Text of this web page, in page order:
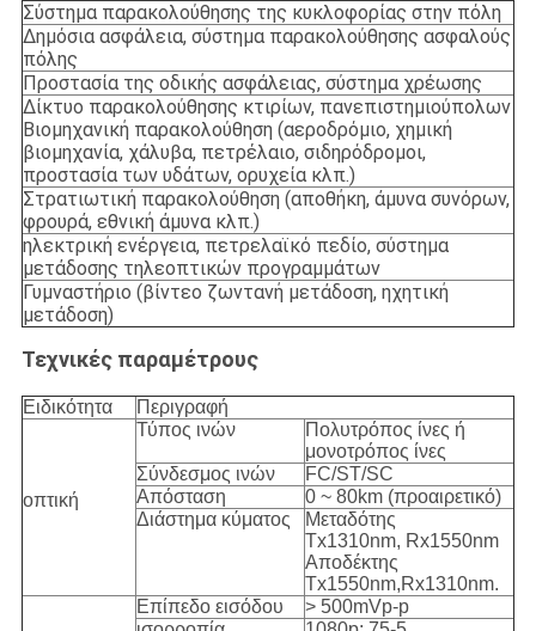
Σύστημα παρακολούθησης της κυκλοφορίας στην πόλη
Δημόσια ασφάλεια, σύστημα παρακολούθησης ασφαλούς
πόλης
Προστασία της οδικής ασφάλειας, σύστημα χρέωσης
Δίκτυο παρακολούθησης κτιρίων, πανεπιστημιούπολων
Βιομηχανική παρακολούθηση (αεροδρόμιο, χημική
βιομηχανία, χάλυβα, πετρέλαιο, σιδηρόδρομοι,
προστασία των υδάτων, ορυχεία κλπ.)
Στρατιωτική παρακολούθηση (αποθήκη, άμυνα συνόρων,
φρουρά, εθνική άμυνα κλπ.)
ηλεκτρική ενέργεια, πετρελαϊκό πεδίο, σύστημα
μετάδοσης τηλεοπτικών προγραμμάτων
Γυμναστήριο (βίντεο ζωντανή μετάδοση, ηχητική
μετάδοση)
Τεχνικές παραμέτρους
Ειδικότητα Περιγραφή
οπτική
Τύπος ινών
Πολυτρόπος ίνες ή
μονοτρόπος ίνες
Σύνδεσμος ινών
FC/ST/SC
Απόσταση
0 ~ 80km (προαιρετικό)
Διάστημα κύματος
Μεταδότης
Tx1310nm, Rx1550nm
Αποδέκτης
Tx1550nm,Rx1310nm.
Επίπεδο εισόδου
> 500mVp-p